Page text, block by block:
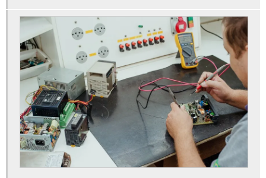
Conversor de frequência
Conversor eletrônico de frequência
Conversores de potência
Cpu industrial
Display contador digital industrial
Display industrial
Display interface serial
Display led industrial